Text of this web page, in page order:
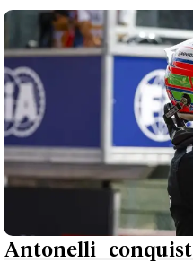
Antonelli